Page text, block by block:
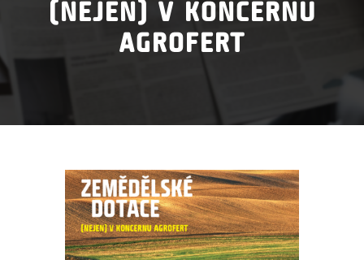
(NEJEN) V KONCERNU
AGROFERT